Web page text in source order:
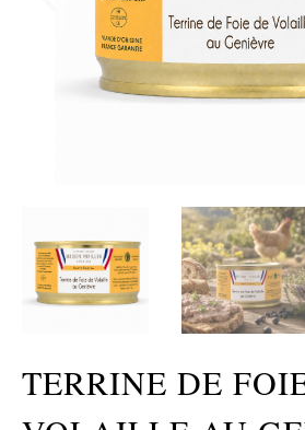
TERRINE DE